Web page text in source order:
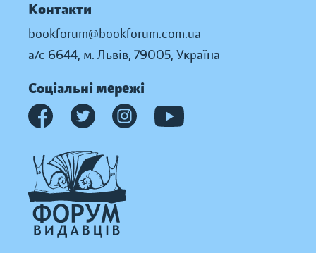
Контакти
bookforum@bookforum.com.ua
а/с 6644, м. Львів, 79005, Україна
Соціальні мережі